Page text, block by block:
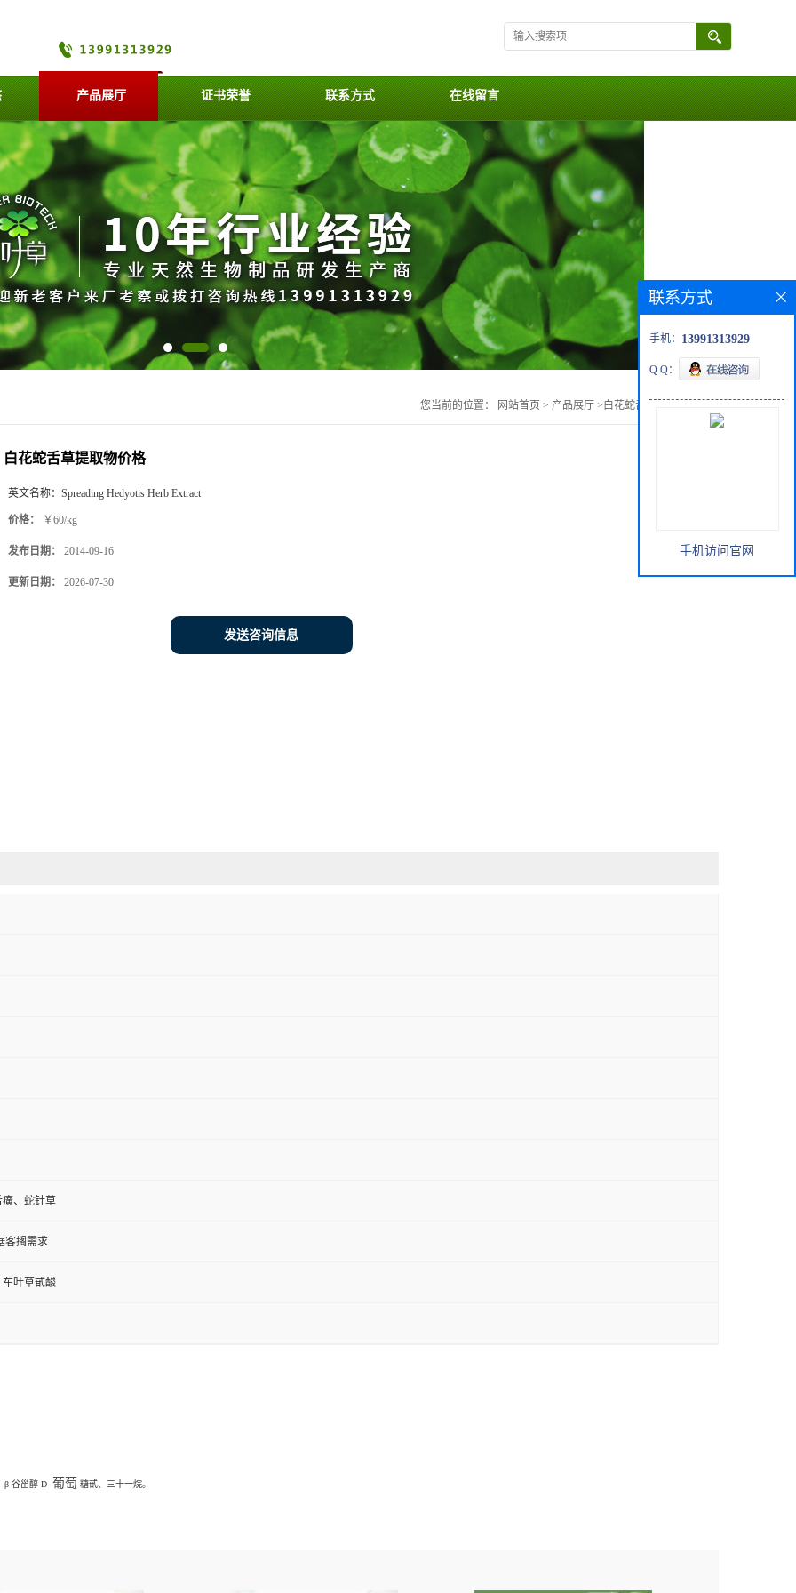
产品展厅 证书荣誉 联系方式 在线留言
您当前的位置： 网站首页 > 产品展厅 > 白花蛇舌草提取物价格
白花蛇舌草提取物价格
英文名称： Spreading Hedyotis Herb Extract
价格： ￥60/kg
发布日期： 2014-09-16
更新日期： 2026-07-30
发送咨询信息
、蛇针草
客搁需求
叶草甙酸
β-谷甾醇-D- 葡萄 糖甙、三十一烷。
联系方式
手机： 13991313929
Q Q：
手机访问官网